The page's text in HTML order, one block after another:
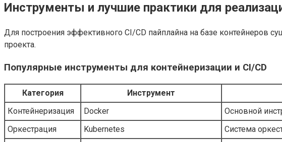
Инструменты и лучшие практики для
Для построения эффективного CI/CD пайплайна на базе контейнеров
проекта.
Популярные инструменты для контейнеризации и CI/CD
Категория Инструмент
Контейнеризация
Docker
Основной
Оркестрация
Kubernetes
Система